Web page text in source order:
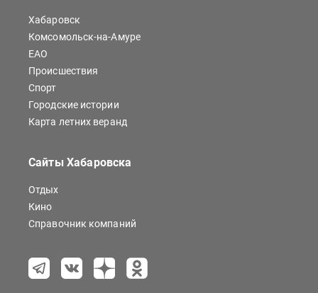
Хабаровск
Комсомольск-на-Амуре
ЕАО
Происшествия
Спорт
Городские истории
Карта летних веранд
Сайты Хабаровска
Отдых
Кино
Справочник компаний